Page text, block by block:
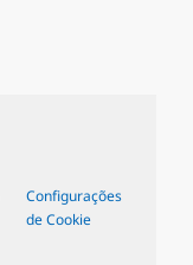
Configurações
de Cookie